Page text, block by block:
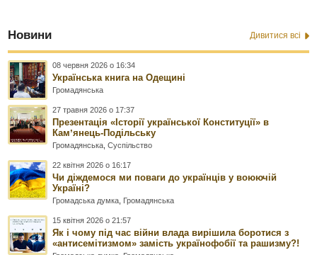
Новини Дивитися всі
08 червня 2026 о 16:34
Українська книга на Одещині
Громадянська
27 травня 2026 о 17:37
Презентація «Історії української Конституції» в
Камʼянець-Подільську
Громадянська ,Суспільство
22 квітня 2026 о 16:17
Чи діждемося ми поваги до українців у воюючій
Україні?
Громадська думка Громадянська
15 квітня 2026 о 21:57
Як і чому під час війни влада вирішила боротися з
«антисемітизмом» замість українофобії та рашизму?!